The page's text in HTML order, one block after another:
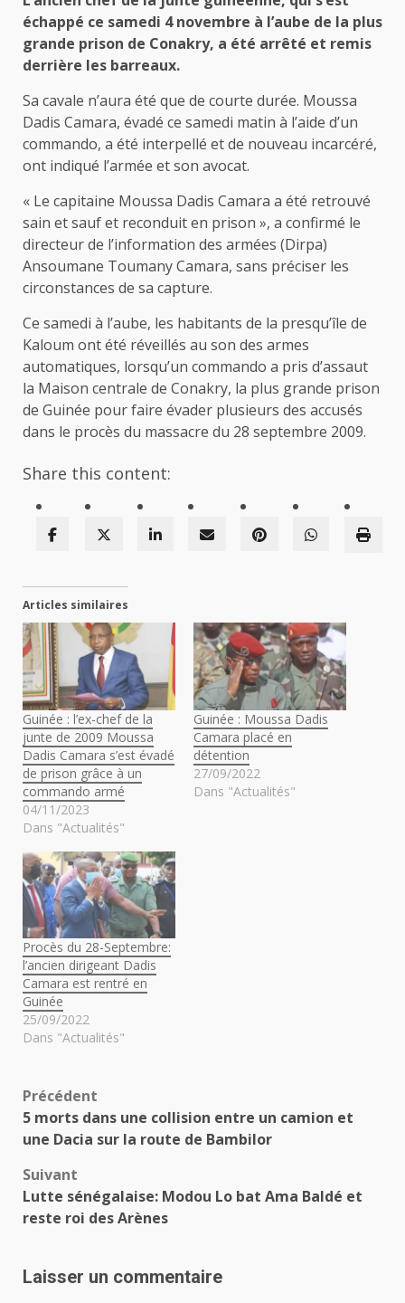
échappé ce samedi 4 novembre à l’aube de la plus
grande prison de Conakry, a été arrêté et remis
derrière les barreaux.
Sa cavale n’aura été que de courte durée. Moussa
Dadis Camara, évadé ce samedi matin à l’aide d’un
commando, a été interpellé et de nouveau incarcéré,
ont indiqué l’armée et son avocat.
« Le capitaine Moussa Dadis Camara a été retrouvé
sain et sauf et reconduit en prison », a confirmé le
directeur de l’information des armées (Dirpa)
Ansoumane Toumany Camara, sans préciser les
circonstances de sa capture.
Ce samedi à l’aube, les habitants de la presqu’île de
Kaloum ont été réveillés au son des armes
automatiques, lorsqu’un commando a pris d’assaut
la Maison centrale de Conakry, la plus grande prison
de Guinée pour faire évader plusieurs des accusés
dans le procès du massacre du 28 septembre 2009.
Share this content:
Articles similaires
Guinée : l’ex-chef de la
junte de 2009 Moussa
Dadis Camara s’est évadé
de prison grâce à un
commando armé
04/11/2023
Dans "Actualités"
Guinée : Moussa Dadis
Camara placé en
détention
27/09/2022
Dans "Actualités"
Procès du 28-Septembre:
l’ancien dirigeant Dadis
Camara est rentré en
Guinée
25/09/2022
Dans "Actualités"
Navigation
d’article
Précédent
5 morts dans une collision entre un camion et
une Dacia sur la route de Bambilor
Suivant
Lutte sénégalaise: Modou Lo bat Ama Baldé et
reste roi des Arènes
Laisser un commentaire